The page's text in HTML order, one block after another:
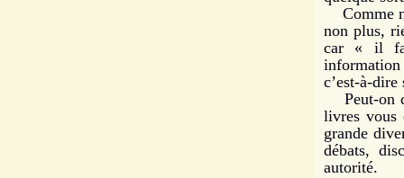
Comme
non plus,
car « il
information
c’est-à-dire
Peut-on
livres vous
grande
débats,
autorité.